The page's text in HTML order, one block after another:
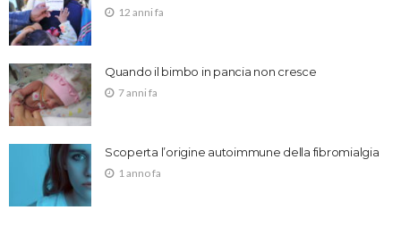
12 anni fa
Quando il bimbo in pancia non cresce
7 anni fa
Scoperta l’origine autoimmune della fibromialgia
1 anno fa